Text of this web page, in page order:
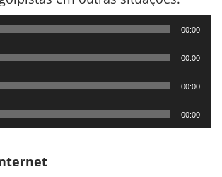
00:00
00:00
00:00
00:00